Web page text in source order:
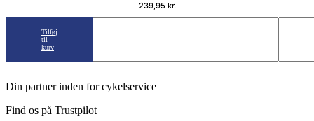
239,95 kr.
Tilføj
til
kurv
Din partner inden for cykelservice
Find os på Trustpilot